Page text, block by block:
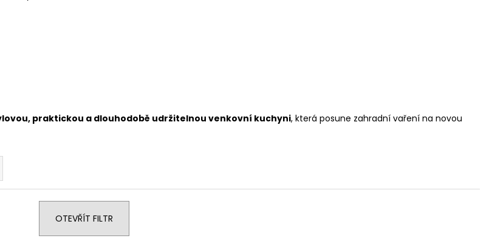
praktickou a dlouhodobě udržitelnou venkovní kuchyni, která posune zahradní vaření na novou
OTEVŘÍT FILTR